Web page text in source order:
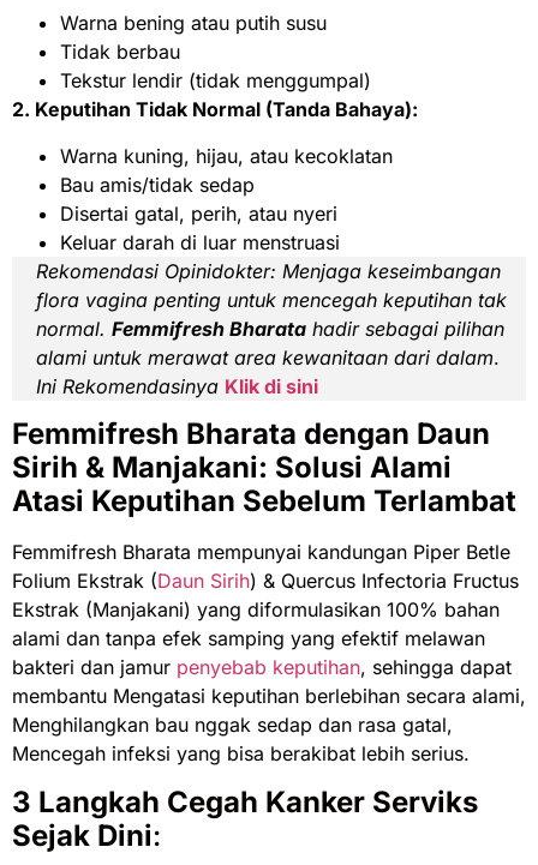
Warna bening atau putih susu
Tidak berbau
Tekstur lendir (tidak menggumpal)
2. Keputihan Tidak Normal (Tanda Bahaya):
Warna kuning, hijau, atau kecoklatan
Bau amis/tidak sedap
Disertai gatal, perih, atau nyeri
Keluar darah di luar menstruasi
Rekomendasi Opinidokter: Menjaga keseimbangan
flora vagina penting untuk mencegah keputihan tak
normal. Femmifresh Bharata hadir sebagai pilihan
alami untuk merawat area kewanitaan dari dalam.
Ini Rekomendasinya Klik di sini
Femmifresh Bharata dengan Daun
Sirih & Manjakani: Solusi Alami
Atasi Keputihan Sebelum Terlambat
Femmifresh Bharata mempunyai kandungan Piper Betle
Folium Ekstrak (Daun Sirih) & Quercus Infectoria Fructus
Ekstrak (Manjakani) yang diformulasikan 100% bahan
alami dan tanpa efek samping yang efektif melawan
bakteri dan jamur penyebab keputihan, sehingga dapat
membantu Mengatasi keputihan berlebihan secara alami,
Menghilangkan bau nggak sedap dan rasa gatal,
Mencegah infeksi yang bisa berakibat lebih serius.
3 Langkah Cegah Kanker Serviks
Sejak Dini: